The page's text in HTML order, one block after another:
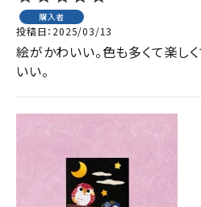
購入者
投稿日 2025/03/13
絵がかわいい。色も多くて楽し
いい。